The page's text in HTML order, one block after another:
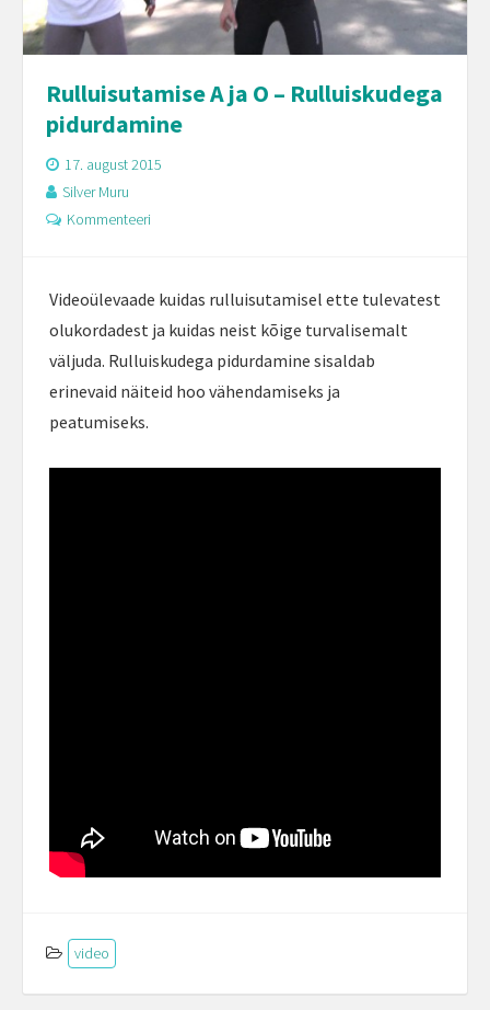
Rulluisutamise A ja O – Rulluiskudega
pidurdamine
17. august 2015
Silver Muru
Kommenteeri
Videoülevaade kuidas rulluisutamisel ette tulevatest
olukordadest ja kuidas neist kõige turvalisemalt
väljuda. Rulluiskudega pidurdamine sisaldab
erinevaid näiteid hoo vähendamiseks ja
peatumiseks.
video